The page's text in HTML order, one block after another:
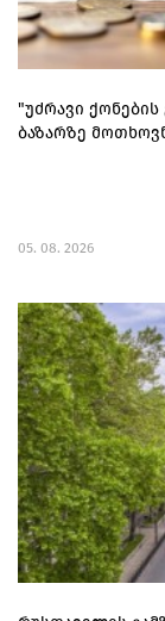
"უძრავი
ბაზარზე
05. 08. 2026